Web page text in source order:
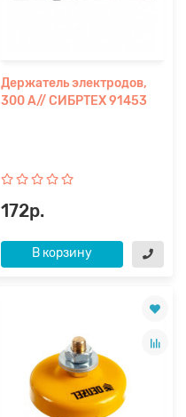
Держатель электродов,
300 А// СИБРТЕХ 91453
172р.
В корзину